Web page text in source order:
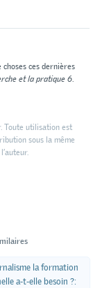
choses ces dernières
et la pratique 6.
Toute utilisation est
sous la même
la formation
a-t-elle besoin ?: